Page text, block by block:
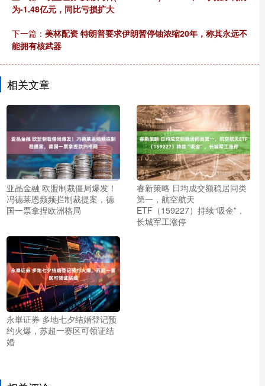
为-1.48亿元，同比亏损扩大
下一篇： 美林配资 特朗普要求伊朗暂停铀浓缩20年，称其永远不
能拥有核武器
相关文章
亚晶金融 欧盟制裁僵局爆发！
冯德莱恩频频拦制裁提案，德
国一票拿捏欧洲格局
睿新策略 日均成交额稳居同类
第一，航空航天
ETF（159227）持续“吸金”，
长城军工涨停
永崋证券 多地七夕结婚登记预
约火爆，苏超一赛区可领证结
婚